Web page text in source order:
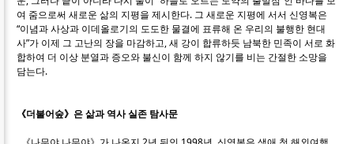
여 줌으로써 새로운 삶의 지평을 제시한다. 그 새로운 지평에 서서 신영복은
“이념과 사상과 이데올로기의 도도한 물결에 표류해 온 우리의 불행한 현대
사”가 이제 그 고난의 장을 마감하고, 새 강이 합류하듯 남북한 민족이 서로 화
합하여 더 이상 분열과 증오와 불신이 함께 하지 않기를 비는 간절한 소망을
담는다.
《더불어숲》은 삶과 역사 실존 탐사문